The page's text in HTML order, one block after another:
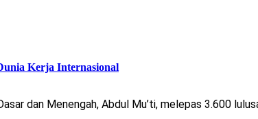
Kerja Internasional
dan Menengah, Abdul Mu’ti, melepas 3.600